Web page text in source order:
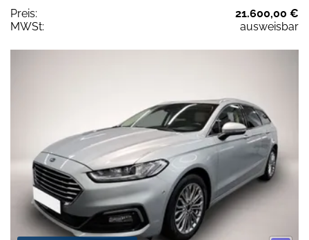
Preis:
21.600,00 €
MWSt:
ausweisbar